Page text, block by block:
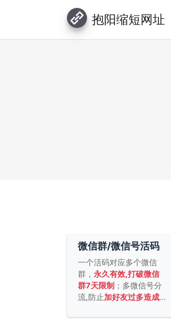
抱阳缩短网址
微信群/微信号活码
一个活码对应多个微信
群， 永久有效,打破微信
群7天限制 ；多微信号分
流,防止加好友过多造成